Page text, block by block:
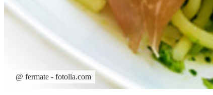
@ fermate - fotolia.com